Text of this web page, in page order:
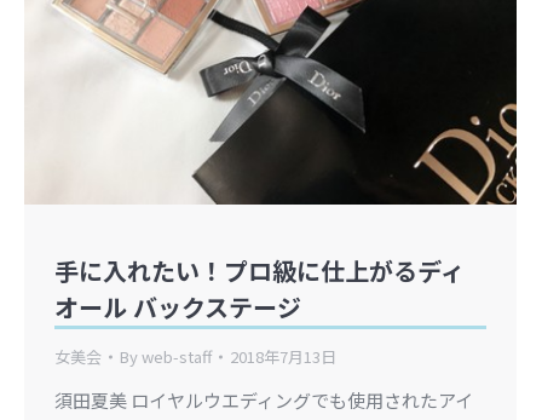
手に入れたい！プロ級に仕上がるディ
オール バックステージ
女美会 Byweb-staff 2018年7月13日
須田夏美 ロイヤルウエディングでも使用されたアイ